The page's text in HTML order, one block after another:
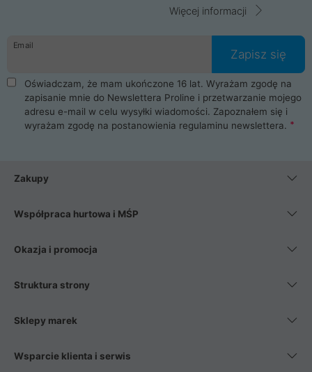
Więcej informacji
Email
Zapisz się
Oświadczam, że mam ukończone 16 lat. Wyrażam zgodę na
zapisanie mnie do Newslettera Proline i przetwarzanie mojego
adresu e-mail w celu wysyłki wiadomości. Zapoznałem się i
wyrażam zgodę na postanowienia regulaminu newslettera.
Zakupy
Współpraca hurtowa i MŚP
Okazja i promocja
Struktura strony
Sklepy marek
Wsparcie klienta i serwis